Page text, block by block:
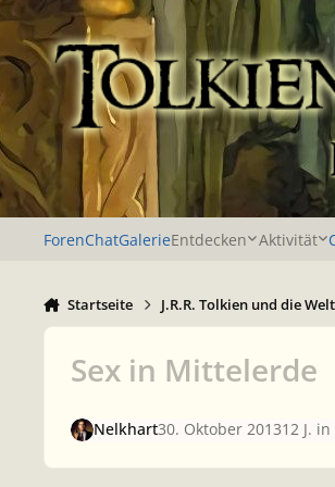
Zu Inhalt springen
ForenChatGalerieEntdecken Aktivität
Startseite J.R.R. Tolkien und die
Sex in Mittelerde
Nelkhart30. Oktober 201312 J. in